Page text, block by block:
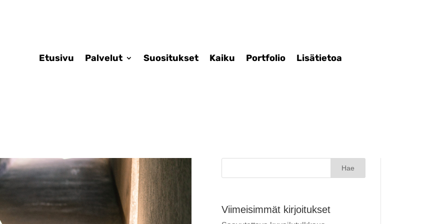
Etusivu Palvelut Suositukset Kaiku Portfolio Lisätietoa
Haku:
Viimeisimmät kirjoitukset